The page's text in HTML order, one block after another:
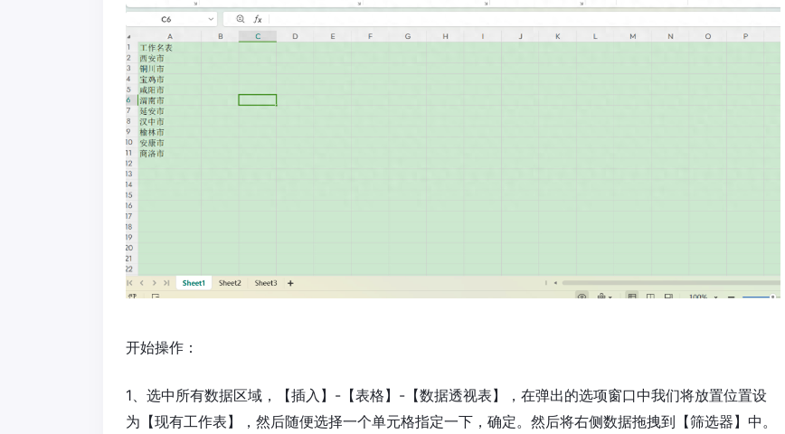
开始操作：
1、选中所有数据区域，【插入】-【表格】-【数据透视表】，在弹出的选项窗口中我们将放置位置设
为【现有工作表】，然后随便选择一个单元格指定一下，确定。然后将右侧数据拖拽到【筛选器】中。